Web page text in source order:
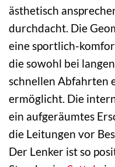
ästhetisch
durchdacht. Die
eine sportlich-
die sowohl bei
schnellen Abfahrten
ermöglicht. Die
ein aufgeräumtes
die Leitungen vor
Der Lenker ist so